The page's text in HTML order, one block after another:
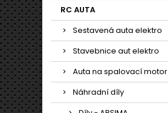
RC AUTA
Sestavená auta elektro
Stavebnice aut elektro
Auta na spalovací motor
Náhradní díly